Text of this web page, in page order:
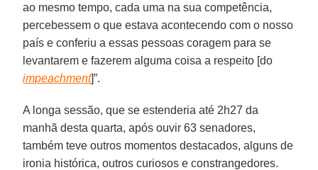
ao mesmo tempo, cada uma na sua competência,
percebessem o que estava acontecendo com o nosso
país e conferiu a essas pessoas coragem para se
levantarem e fazerem alguma coisa a respeito [do
impeachment]”.
A longa sessão, que se estenderia até 2h27 da
manhã desta quarta, após ouvir 63 senadores,
também teve outros momentos destacados, alguns de
ironia histórica, outros curiosos e constrangedores.